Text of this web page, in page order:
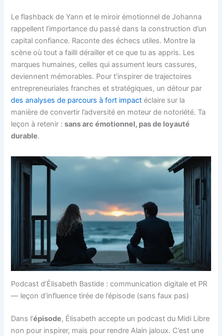
Le flashback de Yann et le miroir émotionnel de Johanna
rappellent l’importance du passé dans la construction d’un
capital confiance. Raconte des échecs utiles. Montre la
scène où tout a failli dérailler et ce que tu as appris. Les
marques humaines, celles qui assument leurs cassures,
deviennent mémorables. Pour t’inspirer de trajectoires
entrepreneuriales franches et stratégiques, un détour par
des analyses de parcours à fort impact éclaire sur la
manière de convertir l’adversité en moteur de notoriété. Ta
leçon à retenir :sans arc émotionnel, pas de loyauté
durable.
Podcast d’Élisabeth Bastide : communication digitale et PR
— leçon d’influence tirée de l’épisode (sans faux pas)
Dans l’épisode, Élisabeth accepte un podcast du Midi Libre
non pour inspirer, mais pour rendre Alain jaloux. C’est une